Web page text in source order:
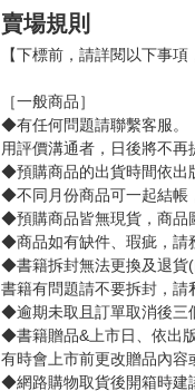
賣場規則
【下標前，請詳閱以下事項
［一般商品］
◆有任何問題請聯繫客服。
用評價溝通者，日後將不